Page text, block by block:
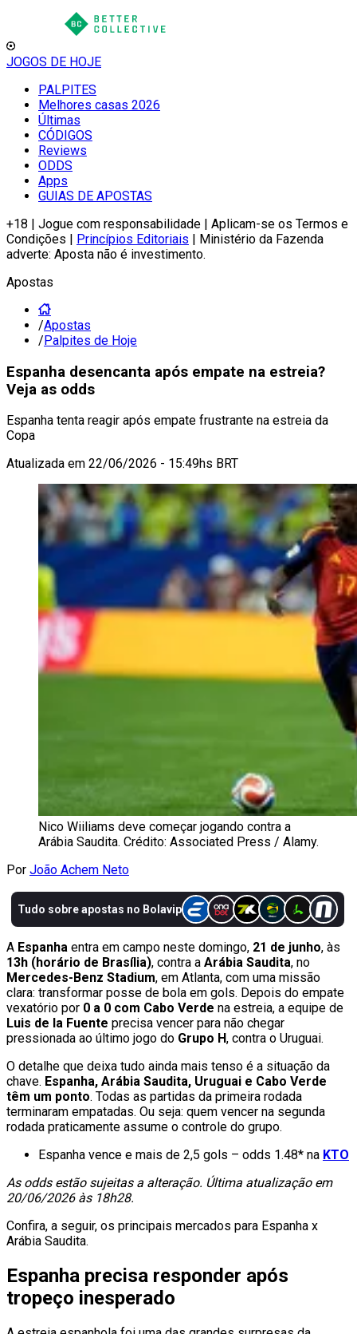
JOGOS DE HOJE
PALPITES
Melhores casas 2026
Últimas
CÓDIGOS
Reviews
ODDS
Apps
GUIAS DE APOSTAS
+18 | Jogue com responsabilidade | Aplicam-se os Termos e
Condições | Princípios Editoriais | Ministério da Fazenda
adverte: Aposta não é investimento.
Apostas
/Apostas
/Palpites de Hoje
Espanha desencanta após empate na estreia?
Veja as odds
Espanha tenta reagir após empate frustrante na estreia da
Copa
Atualizada em 22/06/2026 - 15:49hs BRT
Nico Wiiliams deve começar jogando contra a
Arábia Saudita. Crédito: Associated Press / Alamy.
Por João Achem Neto
A Espanha entra em campo neste domingo, 21 de junho, às
13h (horário de Brasília), contra a Arábia Saudita, no
Mercedes-Benz Stadium, em Atlanta, com uma missão
clara: transformar posse de bola em gols. Depois do empate
vexatório por 0 a 0 com Cabo Verde na estreia, a equipe de
Luis de la Fuente precisa vencer para não chegar
pressionada ao último jogo do Grupo H, contra o Uruguai.
O detalhe que deixa tudo ainda mais tenso é a situação da
chave. Espanha, Arábia Saudita, Uruguai e Cabo Verde
têm um ponto. Todas as partidas da primeira rodada
terminaram empatadas. Ou seja: quem vencer na segunda
rodada praticamente assume o controle do grupo.
Espanha vence e mais de 2,5 gols – odds 1.48* na KTO
As odds estão sujeitas a alteração. Última atualização em
20/06/2026 às 18h28.
Confira, a seguir, os principais mercados para Espanha x
Arábia Saudita.
Espanha precisa responder após
tropeço inesperado